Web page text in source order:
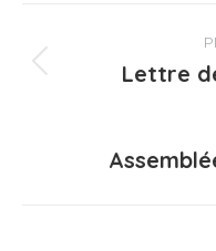
articleLettre